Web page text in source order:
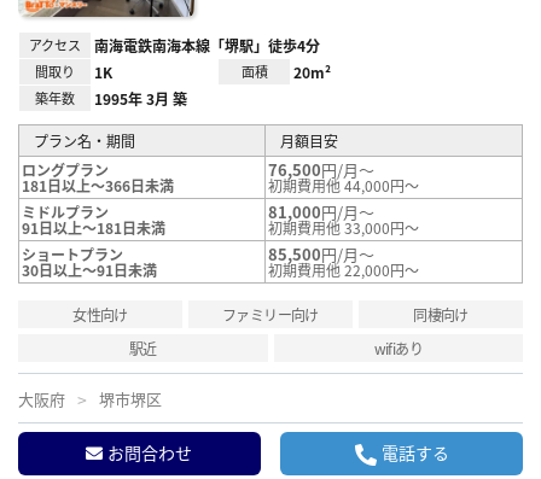
アクセス 南海電鉄南海本線「堺駅」徒歩4分
間取り 1K 面積 20m²
築年数 1995年 3月 築
プラン名・期間
月額目安
ロングプラン
181日以上～366日未満
76,500円/月～
初期費用他 44,000円～
ミドルプラン
91日以上～181日未満
81,000円/月～
初期費用他 33,000円～
ショートプラン
30日以上～91日未満
85,500円/月～
初期費用他 22,000円～
女性向け ファミリー向け
同棲向け
駅近
wifiあり
大阪府 堺市堺区
お問合わせ 電話する